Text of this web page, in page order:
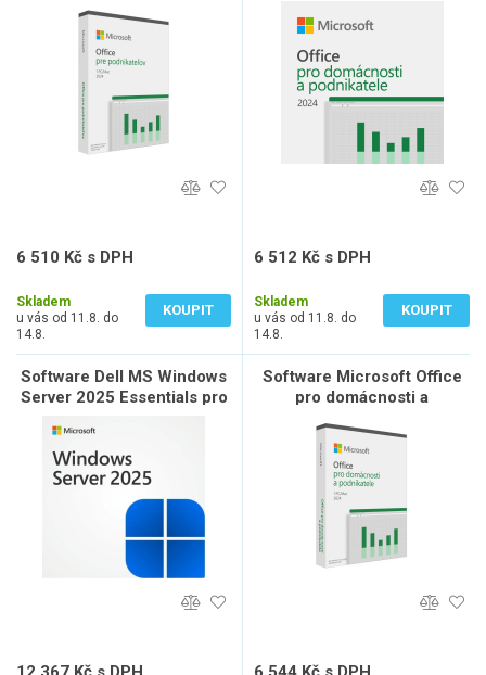
6 510 Kč s DPH
Skladem
u vás od 11.8. do
14.8.
KOUPIT
ESD ) - elektronická licence
6 512 Kč s DPH
Skladem
u vás od 11.8. do
14.8.
KOUPIT
Software Dell MS Windows
Server 2025 Essentials pro
uživatelů, OEM
Software Microsoft Office
pro domácnosti a